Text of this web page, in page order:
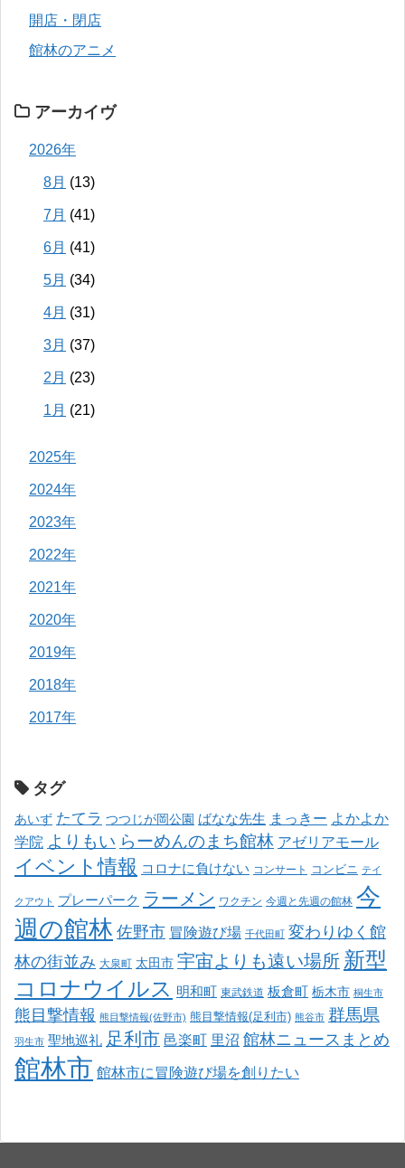
開店・閉店
館林のアニメ
アーカイヴ
2026年
8月 (13)
7月 (41)
6月 (41)
5月 (34)
4月 (31)
3月 (37)
2月 (23)
1月 (21)
2025年
2024年
2023年
2022年
2021年
2020年
2019年
2018年
2017年
タグ
あいず たてラ つつじが岡公園 ばなな先生 まっきー よかよか
学院 よりもい らーめんのまち館林 アゼリアモール
イベント情報 コロナに負けない コンサート コンビニ テイ
クアウト プレーパーク ラーメン ワクチン 今週と先週の館林 今
週の館林 佐野市 冒険遊び場 千代田町
変わりゆく館
林の街並み 大泉町 太田市 宇宙よりも遠い場所 新型
コロナウイルス 明和町 東武鉄道 板倉町 栃木市 桐生市
熊目撃情報 熊目撃情報(佐野市) 熊目撃情報(足利市) 熊谷市 群馬県
羽生市 聖地巡礼 足利市 邑楽町 里沼 館林ニュースまとめ
館林市 館林市に冒険遊び場を創りたい